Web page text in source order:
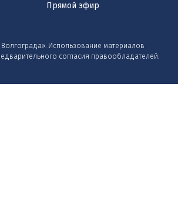
Прямой эфир
Использование материалов
согласия правообладателей.